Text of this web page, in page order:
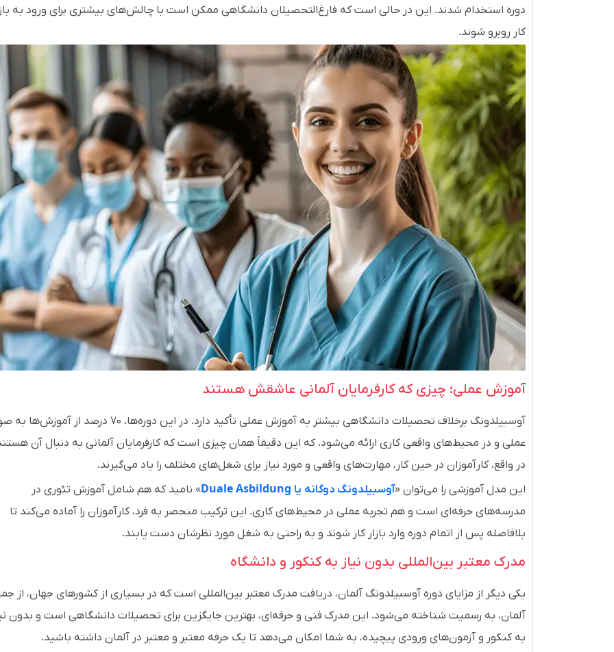
دوره استخدام شدند. این در حالی است که فارغ‌التحصیلان دانشگاهی ممکن است با چالش‌های بیشتری برای ورود به
کار روبرو شوند.
آموزش عملی؛ چیزی که کارفرمایان آلمانی عاشقش هستند
آوسبیلدونگ برخلاف تحصیلات دانشگاهی بیشتر به آموزش عملی تأکید دارد. در این دوره‌ها، ۷۰ درصد
عملی و در محیط‌های واقعی کاری ارائه می‌شود، که این دقیقاً همان چیزی است که کارفرمایان آلمانی به دنبال آن
در واقع، کارآموزان در حین کار، مهارت‌های واقعی و مورد نیاز برای شغل‌های مختلف را یاد می‌گیرند.
این مدل آموزشی را می‌توان «آوسبیلدونگ دوگانه یا Duale Asbildung» نامید که هم شامل آموزش تئوری در
مدرسه‌های حرفه‌ای است و هم تجربه عملی در محیط‌های کاری. این ترکیب منحصر به فرد، کارآموزان را آماده می‌کند تا
بلافاصله پس از اتمام دوره وارد بازار کار شوند و به راحتی به شغل مورد نظرشان دست یابند.
مدرک معتبر بین‌المللی بدون نیاز به کنکور و دانشگاه
یکی دیگر از مزایای دوره آوسبیلدونگ آلمان، دریافت مدرک معتبر بین‌المللی است که در بسیاری از کشورهای جهان، از
آلمان، به رسمیت شناخته می‌شود. این مدرک فنی و حرفه‌ای، بهترین جایگزین برای تحصیلات دانشگاهی است و بدون
به کنکور و آزمون‌های ورودی پیچیده، به شما امکان می‌دهد تا یک حرفه معتبر و معتبر در آلمان داشته باشید.